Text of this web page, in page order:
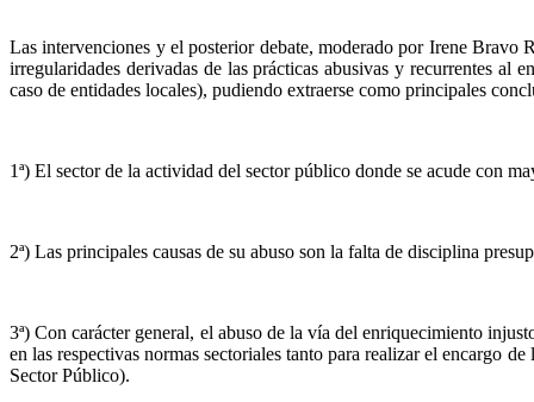
Las intervenciones y el posterior debate, moderado por Irene
irregularidades derivadas de las prácticas abusivas y recurrentes
caso de entidades locales), pudiendo extraerse como principales
1ª) El sector de la actividad del sector público donde se acude con
2ª) Las principales causas de su abuso son la falta de disciplina
3ª) Con carácter general, el abuso de la vía del enriquecimiento
en las respectivas normas sectoriales tanto para realizar el encargo
Sector Público).